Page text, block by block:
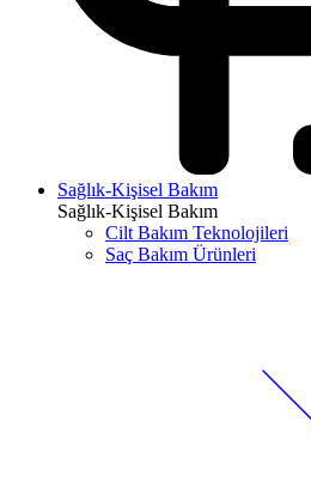
Sağlık-Kişisel Bakım
Sağlık-Kişisel Bakım
Cilt Bakım Teknolojileri
Saç Bakım Ürünleri